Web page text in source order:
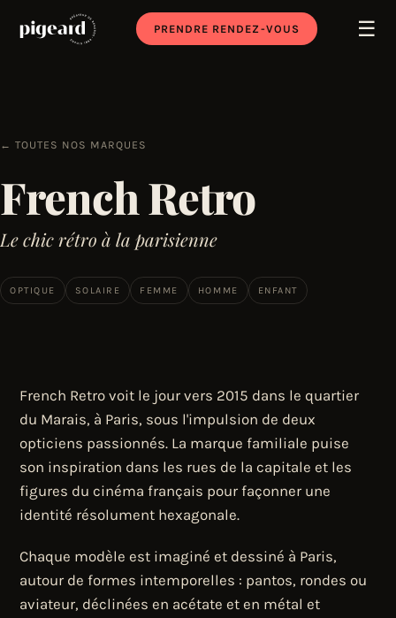
PRENDRE RENDEZ-VOUS ☰
← TOUTES NOS MARQUES
French Retro
Le chic rétro à la parisienne
OPTIQUE SOLAIRE FEMME HOMME ENFANT
French Retro voit le jour vers 2015 dans le quartier
du Marais, à Paris, sous l'impulsion de deux
opticiens passionnés. La marque familiale puise
son inspiration dans les rues de la capitale et les
figures du cinéma français pour façonner une
identité résolument hexagonale.
Chaque modèle est imaginé et dessiné à Paris,
autour de formes intemporelles : pantos, rondes ou
aviateur, déclinées en acétate et en métal et